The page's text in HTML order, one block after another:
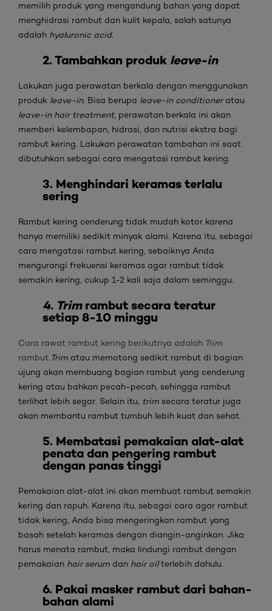
memilih produk yang mengandung bahan yang dapat
menghidrasi rambut dan kulit kepala, salah satunya
adalah hyaluronic acid.
2. Tambahkan produk leave-in
Lakukan juga perawatan berkala dengan menggunakan
produk leave-in. Bisa berupa leave-in conditioneratau
leave-in hair treatment, perawatan berkala ini akan
memberi kelembapan, hidrasi, dan nutrisi ekstra bagi
rambut kering. Lakukan perawatan tambahan ini saat
dibutuhkan sebagai cara mengatasi rambut kering.
3. Menghindari keramas terlalu
sering
Rambut kering cenderung tidak mudah kotor karena
hanya memiliki sedikit minyak alami. Karena itu, sebagai
cara mengatasi rambut kering, sebaiknya Anda
mengurangi frekuensi keramas agar rambut tidak
semakin kering, cukup 1-2 kali saja dalam seminggu.
4. Trimrambut secara teratur
setiap 8-10 minggu
Cara rawat rambut kering berikutnya adalah Trim
rambut.Trim atau memotong sedikit rambut di bagian
ujung akan membuang bagian rambut yang cenderung
kering atau bahkan pecah-pecah, sehingga rambut
terlihat lebih segar. Selain itu, trim secara teratur juga
akan membantu rambut tumbuh lebih kuat dan sehat.
5. Membatasi pemakaian alat-alat
penata dan pengering rambut
dengan panas tinggi
Pemakaian alat-alat ini akan membuat rambut semakin
kering dan rapuh. Karena itu, sebagai cara agar rambut
tidak kering, Anda bisa mengeringkan rambut yang
basah setelah keramas dengan diangin-anginkan. Jika
harus menata rambut, maka lindungi rambut dengan
pemakaian hair serum dan hair oilterlebih dahulu.
6. Pakai masker rambut dari bahan-
bahan alami